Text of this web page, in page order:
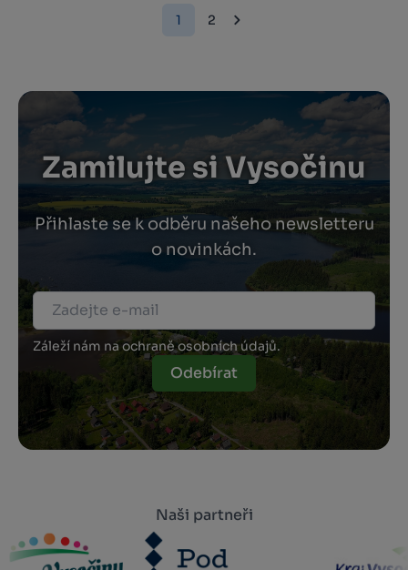
1 2
Zamilujte si Vysočinu
Přihlaste se k odběru našeho newsletteru
o novinkách.
Záleží nám na ochraně osobních údajů.
Odebírat
Naši partneři